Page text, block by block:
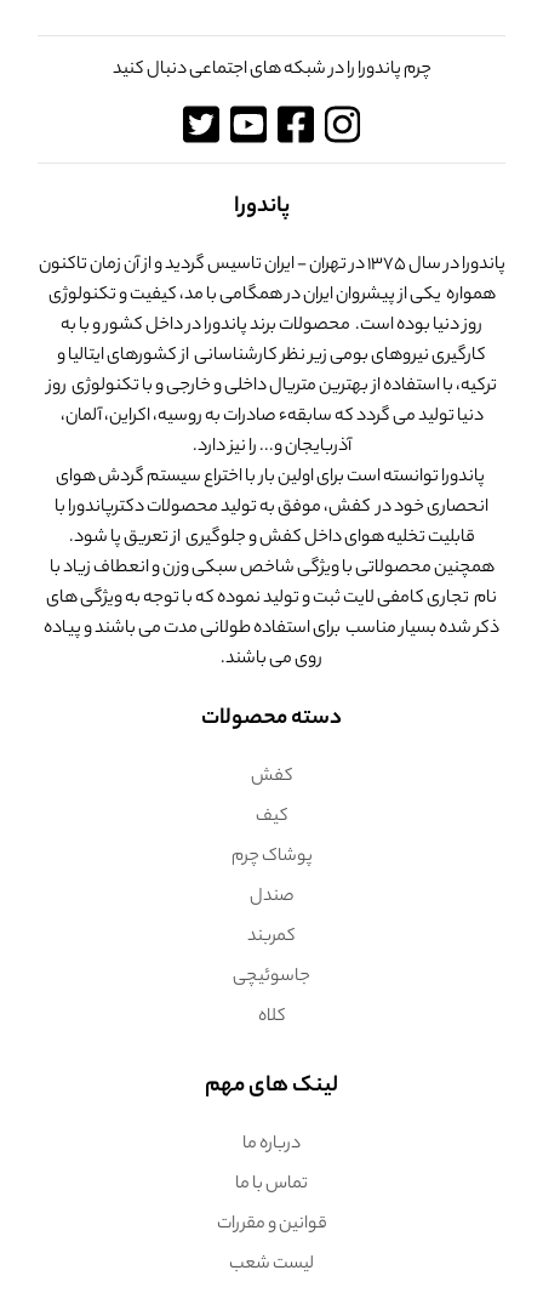
چرم پاندورا را در شبکه های اجتماعی دنبال کنید
پاندورا
پاندورا در سال 1375 در تهران - ایران تاسیس گردید و از آن زمان تاکنون
همواره یکی از پیشروان ایران در همگامی با مد، کیفیت و تکنولوژی
روز دنیا بوده است. محصولات برند پاندورا در داخل کشور و با به
کارگیری نیروهای بومی زیر نظر کارشناسانی از کشورهای ایتالیا و
ترکیه، با استفاده از بهترین متریال داخلی و خارجی و با تکنولوژی روز
دنیا تولید می گردد که سابقهء صادرات به روسیه، اکراین، آلمان،
آذربایجان و... را نیز دارد.
پاندورا توانسته است برای اولین بار با اختراع سیستم گردش هوای
انحصاری خود در کفش، موفق به تولید محصولات دکترپاندورا با
قابلیت تخلیه هوای داخل کفش و جلوگیری از تعریق پا شود.
همچنین محصولاتی با ویژگی شاخص سبکی وزن و انعطاف زیاد با
نام تجاری کامفی لایت ثبت و تولید نموده که با توجه به ویژگی های
ذکر شده بسیار مناسب برای استفاده طولانی مدت می باشند و پیاده
روی می باشند.
دسته محصولات
کفش
کیف
پوشاک چرم
صندل
کمربند
جاسوئیچی
کلاه
لینک های مهم
درباره ما
تماس با ما
قوانین و مقررات
لیست شعب